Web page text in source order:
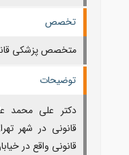
تخصص
متخصص پزشکی
توضیحات
دکتر علی
قانونی در شهر
قانونی واقع در